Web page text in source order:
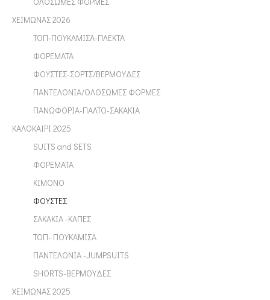
ΧΕΙΜΩΝΑΣ 2026
ΤΟΠ-ΠΟΥΚΑΜΙΣΑ-ΠΛΕΚΤΑ
ΦΟΡΕΜΑΤΑ
ΦΟΥΣΤΕΣ-ΣΟΡΤΣ/ΒΕΡΜΟΥΔΕΣ
ΠΑΝΤΕΛΟΝΙΑ/ΟΛΟΣΩΜΕΣ ΦΟΡΜΕΣ
ΠΑΝΩΦΟΡΙΑ-ΠΑΛΤΟ-ΣΑΚΑΚΙΑ
ΚΑΛΟΚΑΙΡΙ 2025
SUITS and SETS
ΦΟΡΕΜΑΤΑ
ΚΙΜΟΝΟ
ΦΟΥΣΤΕΣ
ΣΑΚΑΚΙΑ -ΚΑΠΕΣ
ΤΟΠ- ΠΟΥΚΑΜΙΣΑ
ΠΑΝΤΕΛΟΝΙΑ -JUMPSUITS
SHORTS-ΒΕΡΜΟΥΔΕΣ
ΧΕΙΜΩΝΑΣ 2025